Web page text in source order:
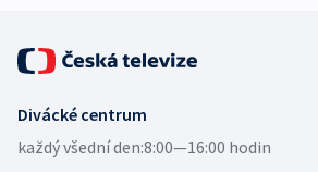
Divácké centrum
každý všední den:8:00—16:00 hodin